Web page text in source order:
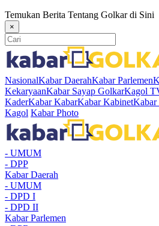
Temukan Berita Tentang Golkar di Sini
×
NasionalKabar DaerahKabar Parlemen
KekaryaanKabar Sayap GolkarKagol
KaderKabar KabarKabar Kabinet
Kagol Kabar Photo
- UMUM
- DPP
Kabar Daerah
- UMUM
- DPD I
- DPD II
Kabar Parlemen